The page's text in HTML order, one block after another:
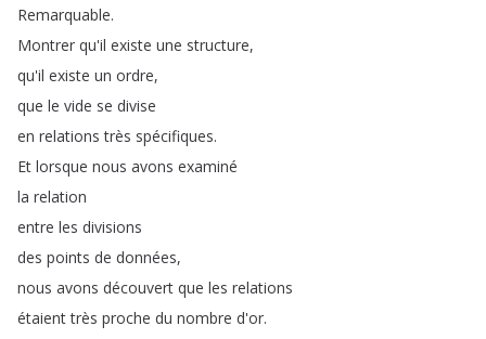
Remarquable.
Montrer qu'il existe une structure,
qu'il existe un ordre,
que le vide se divise
en relations très spécifiques.
Et lorsque nous avons examiné
la relation
entre les divisions
des points de données,
nous avons découvert que les relations
étaient très proche du nombre d'or.